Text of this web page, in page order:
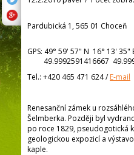
Pardubická 1, 565 01 Choceň
GPS: 49° 59' 57" N 16° 13' 35"
49.9992591416667
Tel.: +420 465 471 624/E-mail
Renesanční zámek u
Šelmberka. Později byl
po roce 1829, pseudogotická
geologickou expozicí a
kaple.